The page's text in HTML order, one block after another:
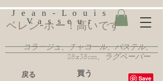
Jean-Louis
Vasseur
ベレン-ホー！高いです
コラージュ、チャコール、パステル、
28x38cm、ラグペーパー
戻る 買う